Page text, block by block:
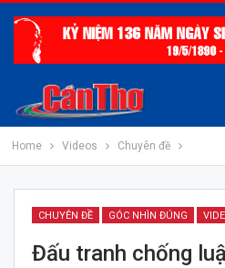
Home Videos Chuyên đề
CHUYÊN ĐỀ GÓC NHÌN ĐÚNG
Đấu tranh chống